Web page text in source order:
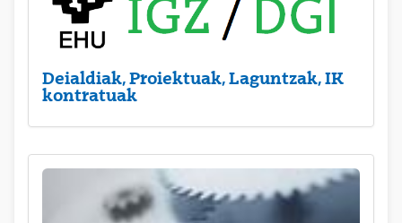
Deialdiak, Proiektuak, Laguntzak, IK
kontratuak